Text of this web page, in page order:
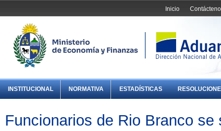
Inicio
INSTITUCIONAL NORMATIVA ESTADÍSTICAS
Funcionarios de Rio Branco se